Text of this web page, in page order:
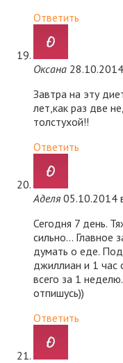
Ответить
Оксана
Завтра на эту
лет,как раз две
толстухой!!
Ответить
Аделя 05.10.2014
Сегодня 7 день.
сильно… Главное
думать о еде.
джиллиан и 1 час
всего за 1
отпишусь))
Ответить